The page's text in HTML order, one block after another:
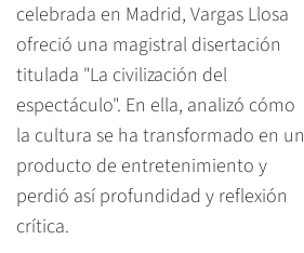
celebrada en Madrid, Vargas Llosa
ofreció una magistral disertación
titulada "La civilización del
espectáculo". En ella, analizó cómo
la cultura se ha transformado en un
producto de entretenimiento y
perdió así profundidad y reflexión
crítica.